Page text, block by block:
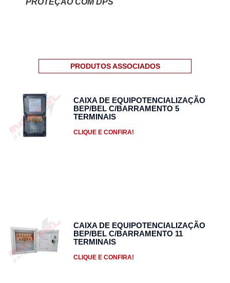
PRODUTOS ASSOCIADOS
CAIXA DE EQUIPOTENCIALIZAÇÃO
BEP/BEL C/BARRAMENTO 5
TERMINAIS
CLIQUE E CONFIRA!
CAIXA DE EQUIPOTENCIALIZAÇÃO
BEP/BEL C/BARRAMENTO 11
TERMINAIS
CLIQUE E CONFIRA!